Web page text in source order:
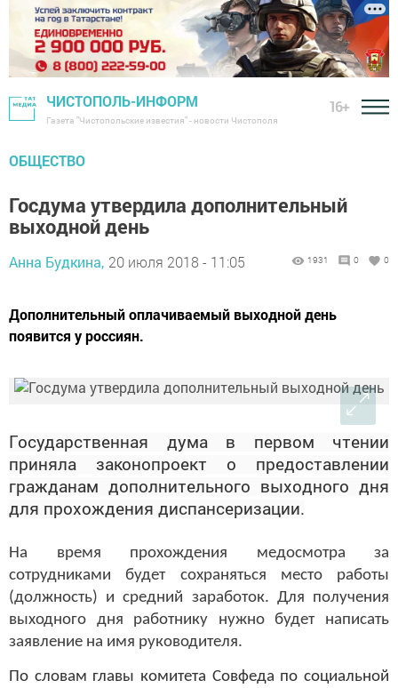
ЧИСТОПОЛЬ-ИНФОРМ
Газета "Чистопольские известия" - новости Чистополя
16+
ОБЩЕСТВО
Госдума утвердила дополнительный
выходной день
Анна Будкина, 20 июля 2018 - 11:05 1931 0 0
Дополнительный оплачиваемый выходной день
появится у россиян.
Государственная дума в первом чтении
приняла законопроект о предоставлении
гражданам дополнительного выходного дня
для прохождения диспансеризации.
На время прохождения медосмотра за
сотрудниками будет сохраняться место работы
(должность) и средний заработок. Для получения
выходного дня работнику нужно будет написать
заявление на имя руководителя.
По словам главы комитета Совфеда по социальной